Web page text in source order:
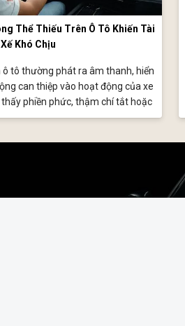
Thể Thiếu Trên Ô Tô Khiến Tài
Xế Khó Chịu
tô thường phát ra âm thanh, hiển
can thiệp vào hoạt động của xe
phiền phức, thậm chí tắt hoặc
tuy nhiên điều này có thể làm giảm